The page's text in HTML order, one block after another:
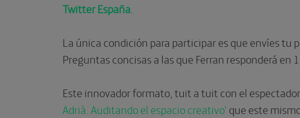
Twitter España
La única condición para participar es que envíes tu
Preguntas concisas a las que Ferran responderá en
Este innovador formato, tuit a tuit con el
Adrià. Auditando el espacio creativo’ que este